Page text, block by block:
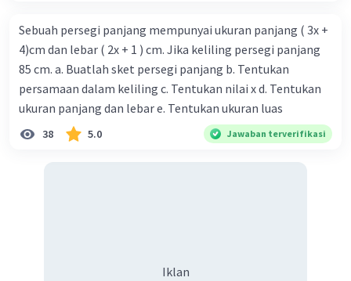
Sebuah persegi panjang mempunyai ukuran panjang ( 3x +
4)cm dan lebar ( 2x + 1 ) cm. Jika keliling persegi panjang
85 cm. a. Buatlah sket persegi panjang b. Tentukan
persamaan dalam keliling c. Tentukan nilai x d. Tentukan
ukuran panjang dan lebar e. Tentukan ukuran luas
38 5.0 Jawaban terverifikasi
Iklan